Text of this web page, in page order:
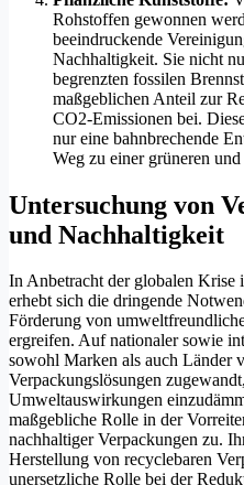
Rohstoffen gewonnen
beeindruckende
Nachhaltigkeit. Sie nicht
begrenzten fossilen
maßgeblichen Anteil zur
CO2-Emissionen bei.
nur eine bahnbrechende
Weg zu einer grüneren
Untersuchung von
und Nachhaltigkeit
In Anbetracht der globalen Krise
erhebt sich die dringende
Förderung von
ergreifen. Auf nationaler sowie
sowohl Marken als auch Länder
Verpackungslösungen
Umweltauswirkungen
maßgebliche Rolle in der
nachhaltiger Verpackungen zu.
Herstellung von recyclebaren
unersetzliche Rolle bei der